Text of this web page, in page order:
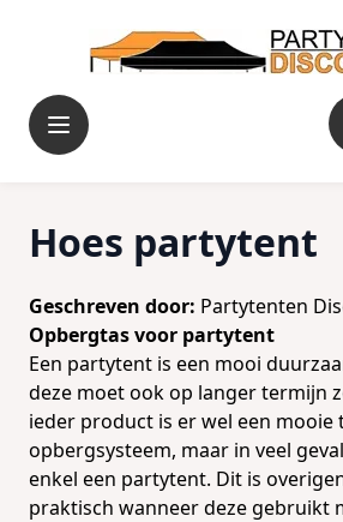
Hoes partytent
Geschreven door: Partytenten
Opbergtas voor partytent
Een partytent is een mooi
deze moet ook op langer termijn
ieder product is er wel een mooie
opbergsysteem, maar in veel
enkel een partytent. Dit is
praktisch wanneer deze gebruikt